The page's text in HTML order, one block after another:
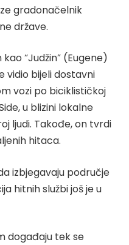
gradonačelnik
države.
“Judžin” (Eugene)
vidio bijeli dostavni
vozi po biciklističkoj
u blizini lokalne
ljudi. Takođe, on tvrdi
hitaca.
izbjegavaju područje
hitnih službi još je u
događaju tek se